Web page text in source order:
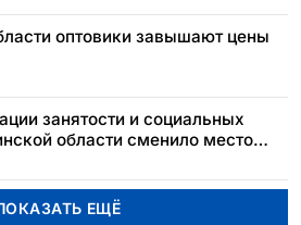
оптовики завышают цены
занятости и социальных
области сменило место
ЕЩЁ